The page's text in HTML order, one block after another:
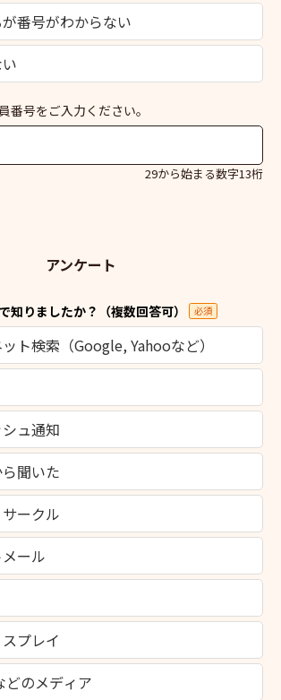
番号がわからない
番号をご入力ください。
29から始まる数字13桁
アンケート
知りましたか？（複数回答可） 必須
ト検索（Google, Yahooなど）
ュ通知
聞いた
ークル
ール
プレイ
どのメディア